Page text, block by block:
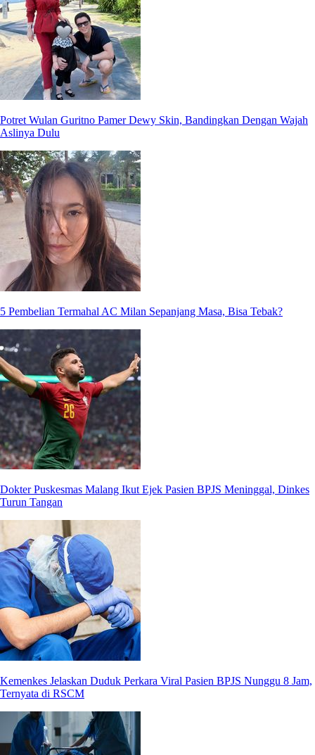
Potret Wulan Guritno Pamer Dewy Skin, Bandingkan Dengan Wajah
Aslinya Dulu
5 Pembelian Termahal AC Milan Sepanjang Masa, Bisa Tebak?
Dokter Puskesmas Malang Ikut Ejek Pasien BPJS Meninggal, Dinkes
Turun Tangan
Kemenkes Jelaskan Duduk Perkara Viral Pasien BPJS Nunggu 8 Jam,
Ternyata di RSCM